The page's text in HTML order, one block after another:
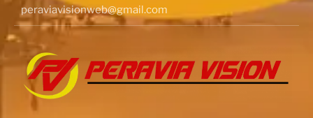
peraviavisionweb@gmail.com